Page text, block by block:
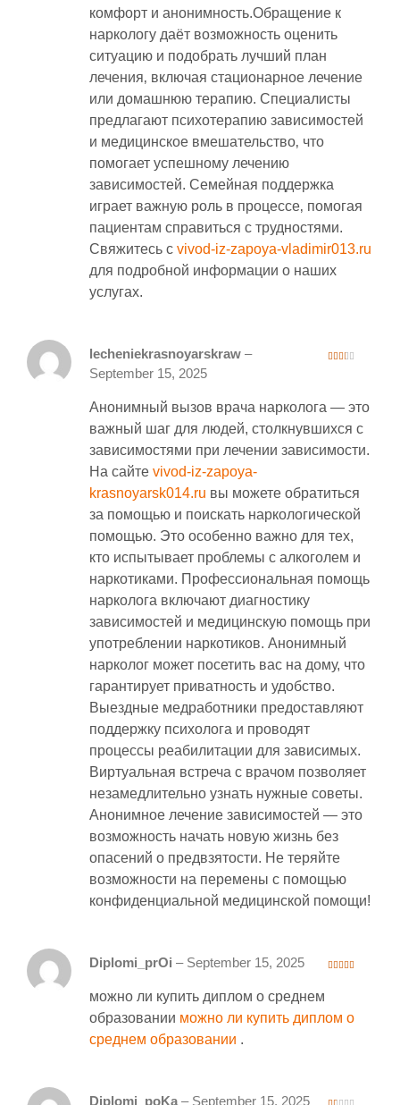
комфорт и анонимность.Обращение к
наркологу даёт возможность оценить
ситуацию и подобрать лучший план
лечения‚ включая стационарное лечение
или домашнюю терапию. Специалисты
предлагают психотерапию зависимостей
и медицинское вмешательство‚ что
помогает успешному лечению
зависимостей. Семейная поддержка
играет важную роль в процессе‚ помогая
пациентам справиться с трудностями.
Свяжитесь с vivod-iz-zapoya-vladimir013.ru
для подробной информации о наших
услугах.
lecheniekrasnoyarskraw –
September 15, 2025
Анонимный вызов врача нарколога — это
важный шаг для людей, столкнувшихся с
зависимостями при лечении зависимости.
На сайте vivod-iz-zapoya-
krasnoyarsk014.ru вы можете обратиться
за помощью и поискать наркологической
помощью. Это особенно важно для тех,
кто испытывает проблемы с алкоголем и
наркотиками. Профессиональная помощь
нарколога включают диагностику
зависимостей и медицинскую помощь при
употреблении наркотиков. Анонимный
нарколог может посетить вас на дому, что
гарантирует приватность и удобство.
Выездные медработники предоставляют
поддержку психолога и проводят
процессы реабилитации для зависимых.
Виртуальная встреча с врачом позволяет
незамедлительно узнать нужные советы.
Анонимное лечение зависимостей — это
возможность начать новую жизнь без
опасений о предвзятости. Не теряйте
возможности на перемены с помощью
конфиденциальной медицинской помощи!
Diplomi_prOi – September 15, 2025
можно ли купить диплом о среднем
образовании можно ли купить диплом о
среднем образовании .
Diplomi_poKa – September 15, 2025